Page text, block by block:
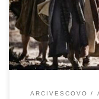
19:45 – Scuola di
Recita del Santo
ARCIVESCOVO